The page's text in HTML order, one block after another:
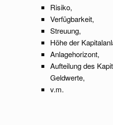
Risiko,
Verfügbarkeit,
Streuung,
Höhe der
Anlagehorizont,
Aufteilung des
Geldwerte,
v.m.